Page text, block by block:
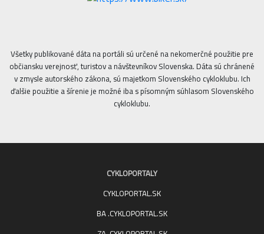
Všetky publikované dáta na portáli sú určené na nekomerčné použitie pre
občiansku verejnosť, turistov a návštevníkov Slovenska. Dáta sú chránené
v zmysle autorského zákona, sú majetkom Slovenského cykloklubu. Ich
ďalšie použitie a šírenie je možné iba s písomným súhlasom Slovenského
cykloklubu.
CYKLOPORTALY
CYKLOPORTAL.SK
BA .CYKLOPORTAL.SK